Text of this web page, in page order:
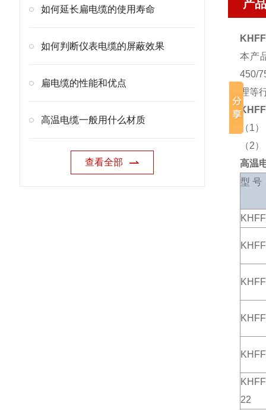
如何延长扁电缆的使用寿命
如何判断仪表电缆的屏蔽效果
扁电缆的性能和优点
高温电缆一般用什么材质
查看全部
产
本产
450/
理等
（1
（2
高温
型 号
KHFF
22